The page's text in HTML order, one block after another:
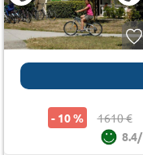
- 10 % 1610 €